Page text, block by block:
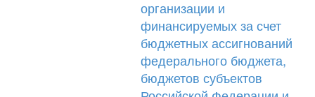
организации и
финансируемых за счет
бюджетных ассигнований
федерального бюджета,
бюджетов субъектов